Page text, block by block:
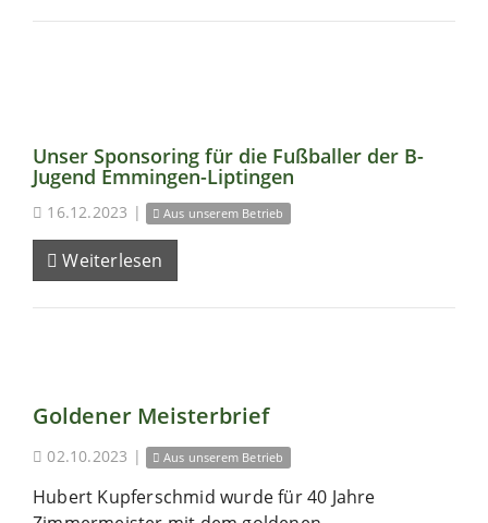
Unser Sponsoring für die Fußballer der B-
Jugend Emmingen-Liptingen
16.12.2023 | Aus unserem Betrieb
Weiterlesen
Goldener Meisterbrief
02.10.2023 | Aus unserem Betrieb
Hubert Kupferschmid wurde für 40 Jahre